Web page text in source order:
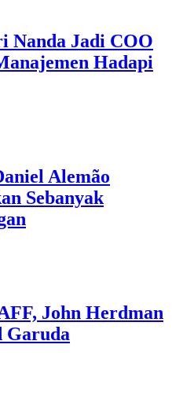
Nanda Jadi COO
Hadapi
Alemão
Sebanyak
John Herdman
Garuda